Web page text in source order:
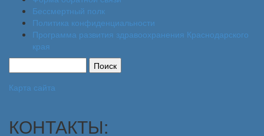
Бессмертный полк
Политика конфиденциальности
Программа развития здравоохранения Краснодарского
края
Карта сайта
КОНТАКТЫ: